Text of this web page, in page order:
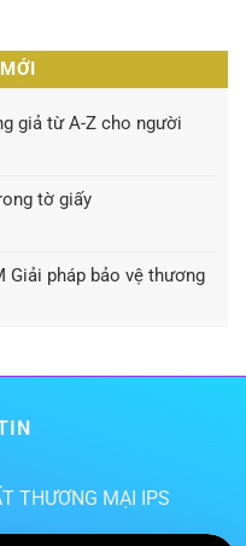
giả từ A-Z cho người
tờ giấy
Giải pháp bảo vệ thương
THƯƠNG MẠI IPS